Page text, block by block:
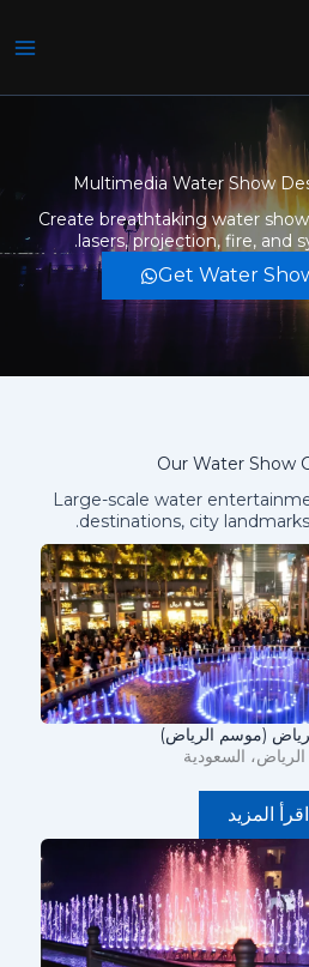
Multimedia Water Show
Create breathtaking water
lasers, projection, fire,
Get Water
Our Water
Large-scale water
destinations, city
(موسم الرياض)
المزيد